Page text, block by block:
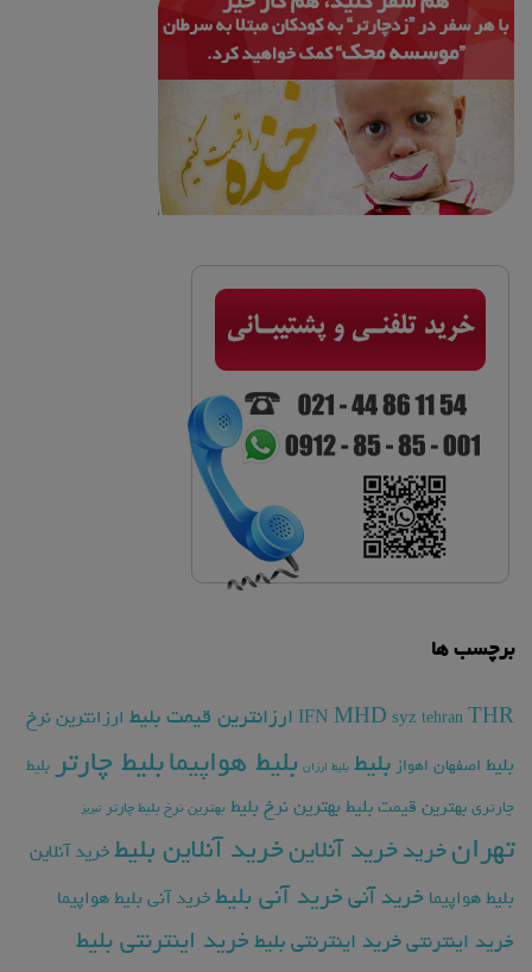
برچسب ها
IFN MHD syz tehran THR ارزانترین قیمت بلیط ارزانترین نرخ
بلیط اصفهان اهواز بلیط بلیط ارزان بلیط هواپیمابلیط چارتر بلیط
چارتری بهترین قیمت بلیط بهترین نرخ بلیط بهترین نرخ بلیط چارتر تبریز
تهران خرید خرید آنلاین خرید آنلاین بلیط خرید آنلاین
بلیط هواپیما خرید آنی خرید آنی بلیط خرید آنی بلیط هواپیما
خرید اینترنتی خرید اینترنتی بلیط خرید اینترنتی بلیط